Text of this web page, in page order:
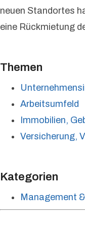
neuen Standortes
eine Rückmietung
Themen
Arbeitsumfeld
Immobilien,
Versicherung,
Kategorien
Management